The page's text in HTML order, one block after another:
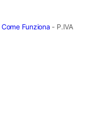
Come Funziona - P.IVA